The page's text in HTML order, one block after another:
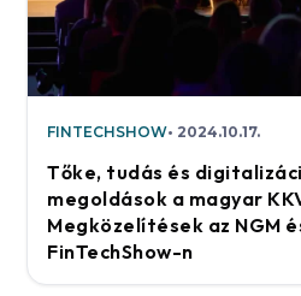
FINTECHSHOW 2024.10.17.
Tőke, tudás és
megoldások a magyar
Megközelítések az NGM
FinTechShow-n